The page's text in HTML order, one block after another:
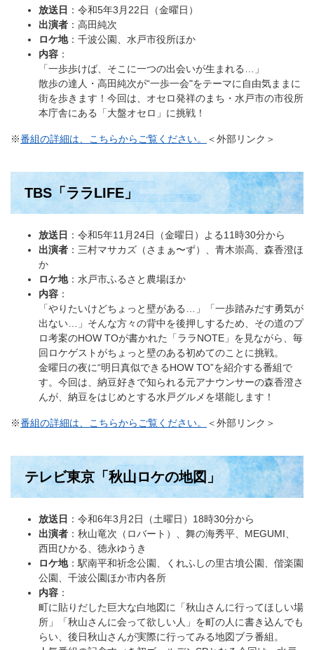
放送日 ：令和5年3月22日（金曜日）
出演者 ：高田純次
ロケ地：千波公園、水戸市役所ほか
内容 ：
​「一歩歩けば、そこに一つの出会いが生まれる…」
散歩の達人・高田純次が“一歩一会"をテーマに自由気ままに
街を歩きます！今回は、オセロ発祥のまち・水戸市の市役所
本庁舎にある「大盤オセロ」に挑戦！
※番組の詳細は、こちらからご覧ください。 ＜外部リンク＞
TBS「ララLIFE」
放送日 ：令和5年11月24日（金曜日）よる11時30分から
出演者 ：三村マサカズ（さまぁ〜ず）、青木崇高、森香澄ほ
か
ロケ地：水戸市ふるさと農場ほか
内容 ：
​「やりたいけどちょっと壁がある…」「一歩踏みだす勇気が
出ない…」そんな方々の背中を後押しするため、その道のプ
ロ考案のHOW TOが書かれた「ララNOTE」を見ながら、毎
回ロケゲストがちょっと壁のある初めてのことに挑戦。
金曜日の夜に“明日真似できるHOW TO”を紹介する番組で
す。今回は、納豆好きで知られる元アナウンサーの森香澄さ
んが、納豆をはじめとする水戸グルメを堪能します！
※番組の詳細は、こちらからご覧ください。 ＜外部リンク＞
テレビ東京「秋山ロケの地図」
放送日 ：令和6年3月2日（土曜日）18時30分から
出演者 ：秋山竜次（ロバート）、舞の海秀平、MEGUMI、
西田ひかる、徳永ゆうき
ロケ地：駅南平和祈念公園、くれふしの里古墳公園、偕楽園
公園、千波公園ほか市内各所
内容 ：
町に貼りだした巨大な白地図に「秋山さんに行ってほしい場
所」「秋山さんに会って欲しい人」を町の人に書き込んでも
らい、後日秋山さんが実際に行ってみる地図ブラ番組。